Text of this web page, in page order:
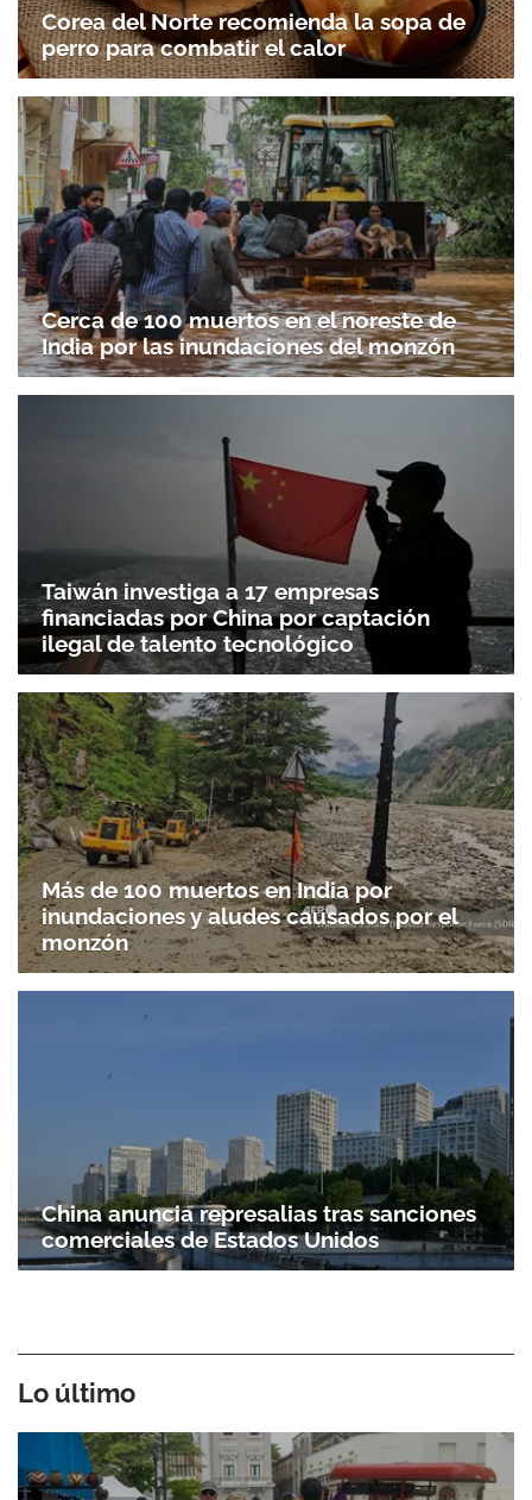
Corea del Norte recomienda la sopa de
perro para combatir el calor
Cerca de 100 muertos en el noreste de
India por las inundaciones del monzón
Taiwán investiga a 17 empresas
financiadas por China por captación
ilegal de talento tecnológico
Más de 100 muertos en India por
inundaciones y aludes causados por el
monzón
China anuncia represalias tras sanciones
comerciales de Estados Unidos
Lo último